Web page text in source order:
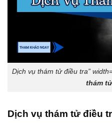
Dịch vụ thám tử điều tra”
thám tử
Dịch vụ thám tử điều